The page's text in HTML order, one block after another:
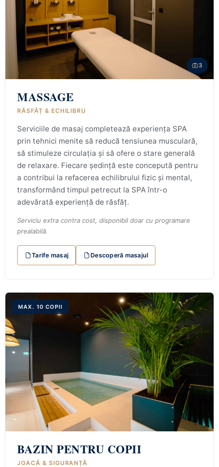
3
MASSAGE
RĂSFĂȚ & ECHILIBRU
Serviciile de masaj completează experiența SPA
prin tehnici menite să reducă tensiunea musculară,
să stimuleze circulația și să ofere o stare generală
de relaxare. Fiecare ședință este concepută pentru
a contribui la refacerea echilibrului fizic și mental,
transformând timpul petrecut la SPA într-o
adevărată experiență de răsfăț.
Serviciu extra contra cost, disponibil doar cu programare
prealabilă.
Tarife masaj Descoperă masajul
MAX. 10 COPII
BAZIN PENTRU COPII
JOACĂ & SIGURANȚĂ